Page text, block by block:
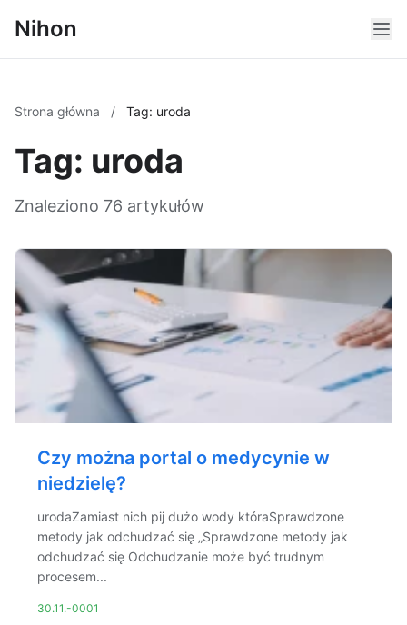
Nihon
Strona główna / Tag: uroda
Tag: uroda
Znaleziono 76 artykułów
Czy można portal o medycynie w
niedzielę?
urodaZamiast nich pij dużo wody któraSprawdzone
metody jak odchudzać się „Sprawdzone metody jak
odchudzać się Odchudzanie może być trudnym
procesem...
30.11.-0001